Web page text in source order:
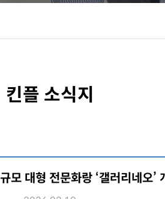
킨플 소식지
모 대형 전문화랑 ‘갤러리네오’